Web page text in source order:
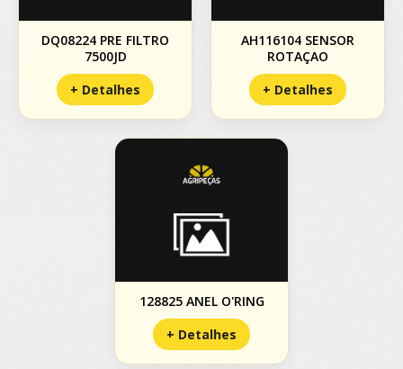
DQ08224 PRE FILTRO
7500JD
+ Detalhes
AH116104 SENSOR
ROTAÇAO
+ Detalhes
128825 ANEL O'RING
+ Detalhes